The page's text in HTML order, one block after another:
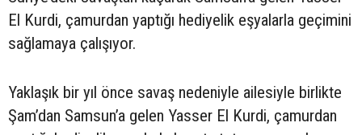
El Kurdi, çamurdan yaptığı hediyelik eşyalarla geçimini
sağlamaya çalışıyor.
Yaklaşık bir yıl önce savaş nedeniyle ailesiyle birlikte
Şam’dan Samsun’a gelen Yasser El Kurdi, çamurdan